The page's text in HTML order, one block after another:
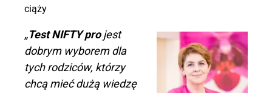
ciąży
„Test NIFTY projest
dobrym wyborem dla
tych rodziców, którzy
chcą mieć dużą wiedzę